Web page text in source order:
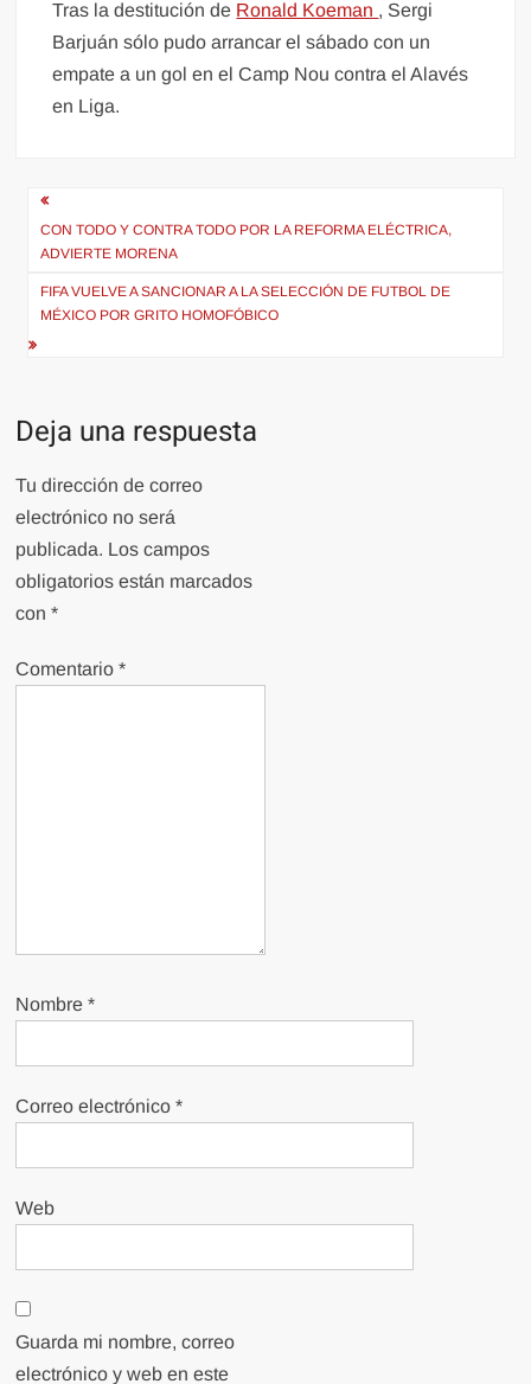
Tras la destitución de Ronald Koeman , Sergi
Barjuán sólo pudo arrancar el sábado con un
empate a un gol en el Camp Nou contra el Alavés
en Liga.
Navegación
de
entradas
CON TODO Y CONTRA TODO POR LA REFORMA ELÉCTRICA,
ADVIERTE MORENA
FIFA VUELVE A SANCIONAR A LA SELECCIÓN DE FUTBOL DE
MÉXICO POR GRITO HOMOFÓBICO
Deja una respuesta
Tu dirección de correo
electrónico no será
publicada. Los campos
obligatorios están marcados
con*
Comentario*
Nombre*
Correo electrónico*
Web
Guarda mi nombre, correo
electrónico y web en este